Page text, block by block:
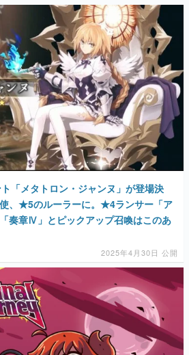
「メタトロン・ジャンヌ」が登場決
、★5のルーラーに。★4ランサー「ア
奏章Ⅳ」とピックアップ召喚はこのあ
2025年4月30日 公開